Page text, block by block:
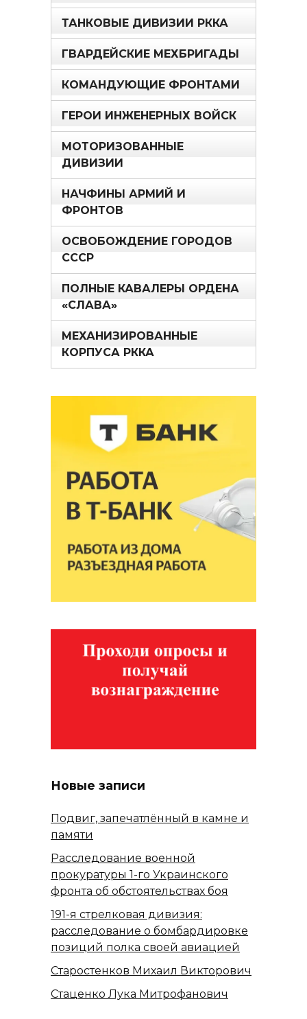
ТАНКОВЫЕ ДИВИЗИИ РККА
ГВАРДЕЙСКИЕ МЕХБРИГАДЫ
КОМАНДУЮЩИЕ ФРОНТАМИ
ГЕРОИ ИНЖЕНЕРНЫХ ВОЙСК
МОТОРИЗОВАННЫЕ
ДИВИЗИИ
НАЧФИНЫ АРМИЙ И
ФРОНТОВ
ОСВОБОЖДЕНИЕ ГОРОДОВ
СССР
ПОЛНЫЕ КАВАЛЕРЫ ОРДЕНА
«СЛАВА»
МЕХАНИЗИРОВАННЫЕ
КОРПУСА РККА
Новые записи
Подвиг, запечатлённый в камне и
памяти
Расследование военной
прокуратуры 1-го Украинского
фронта об обстоятельствах боя
191-я стрелковая дивизия:
расследование о бомбардировке
позиций полка своей авиацией
Старостенков Михаил Викторович
Стаценко Лука Митрофанович